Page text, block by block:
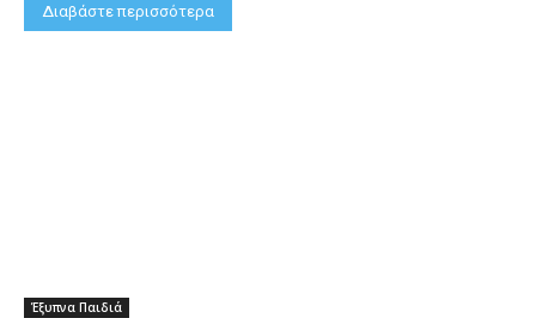
Διαβάστε περισσότερα
Έξυπνα Παιδιά